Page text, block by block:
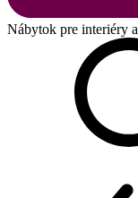
Nábytok pre interiéry